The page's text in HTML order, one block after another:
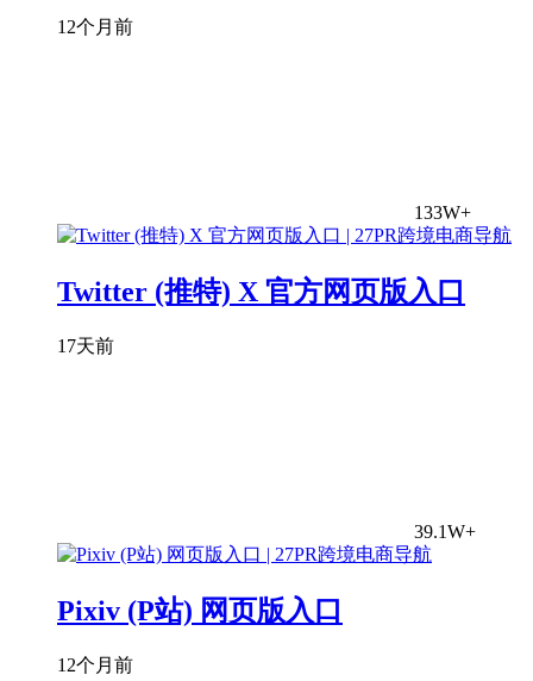
12个月前
133W+
Twitter (推特) X 官方网页版入口
17天前
39.1W+
Pixiv (P站) 网页版入口
12个月前